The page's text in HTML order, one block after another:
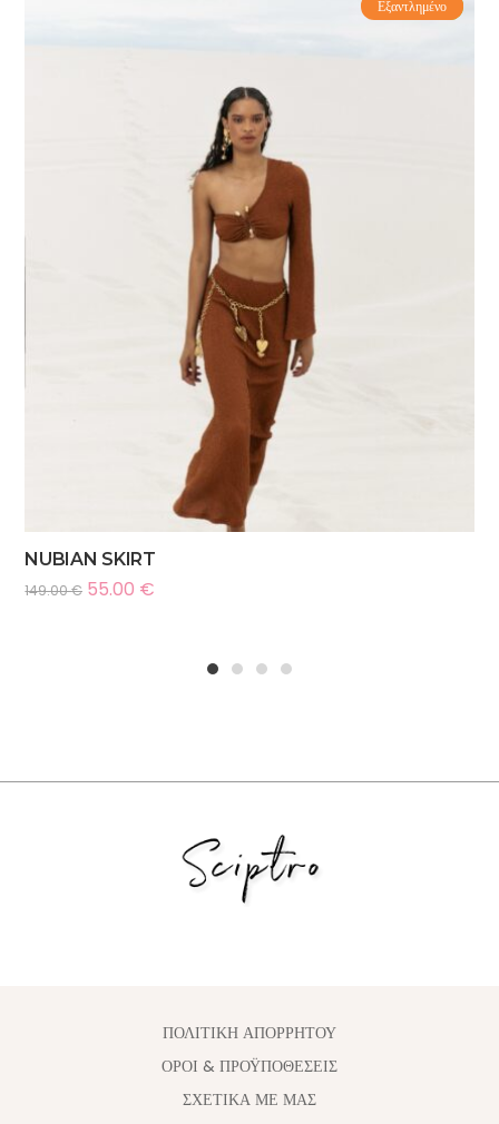
-63%
Εξαντλημένο
NUBIAN SKIRT
149.00€ 55.00 €
ΠΟΛΙΤΙΚΗ ΑΠΟΡΡΗΤΟΥ
ΟΡΟΙ & ΠΡΟΫΠΟΘΕΣΕΙΣ
ΣΧΕΤΙΚΑ ΜΕ ΜΑΣ